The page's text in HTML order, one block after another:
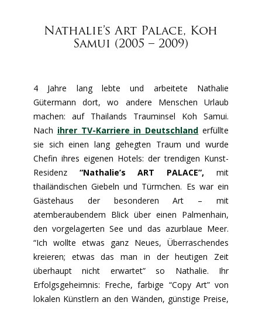
Nathalie’s Art Palace, Koh
Samui (2005 – 2009)
4 Jahre lang lebte und arbeitete Nathalie
Gütermann dort, wo andere Menschen Urlaub
machen: auf Thailands Trauminsel Koh Samui.
Nach ihrer TV-Karriere in Deutschland erfüllte
sie sich einen lang gehegten Traum und wurde
Chefin ihres eigenen Hotels: der trendigen Kunst-
Residenz“Nathalie’s ART PALACE”, mit
thailändischen Giebeln und Türmchen. Es war ein
Gästehaus der besonderen Art – mit
atemberaubendem Blick über einen Palmenhain,
den vorgelagerten See und das azurblaue Meer.
“Ich wollte etwas ganz Neues, Überraschendes
kreieren; etwas das man in der heutigen Zeit
überhaupt nicht erwartet” so Nathalie. Ihr
Erfolgsgeheimnis: Freche, farbige “Copy Art” von
lokalen Künstlern an den Wänden, günstige Preise,